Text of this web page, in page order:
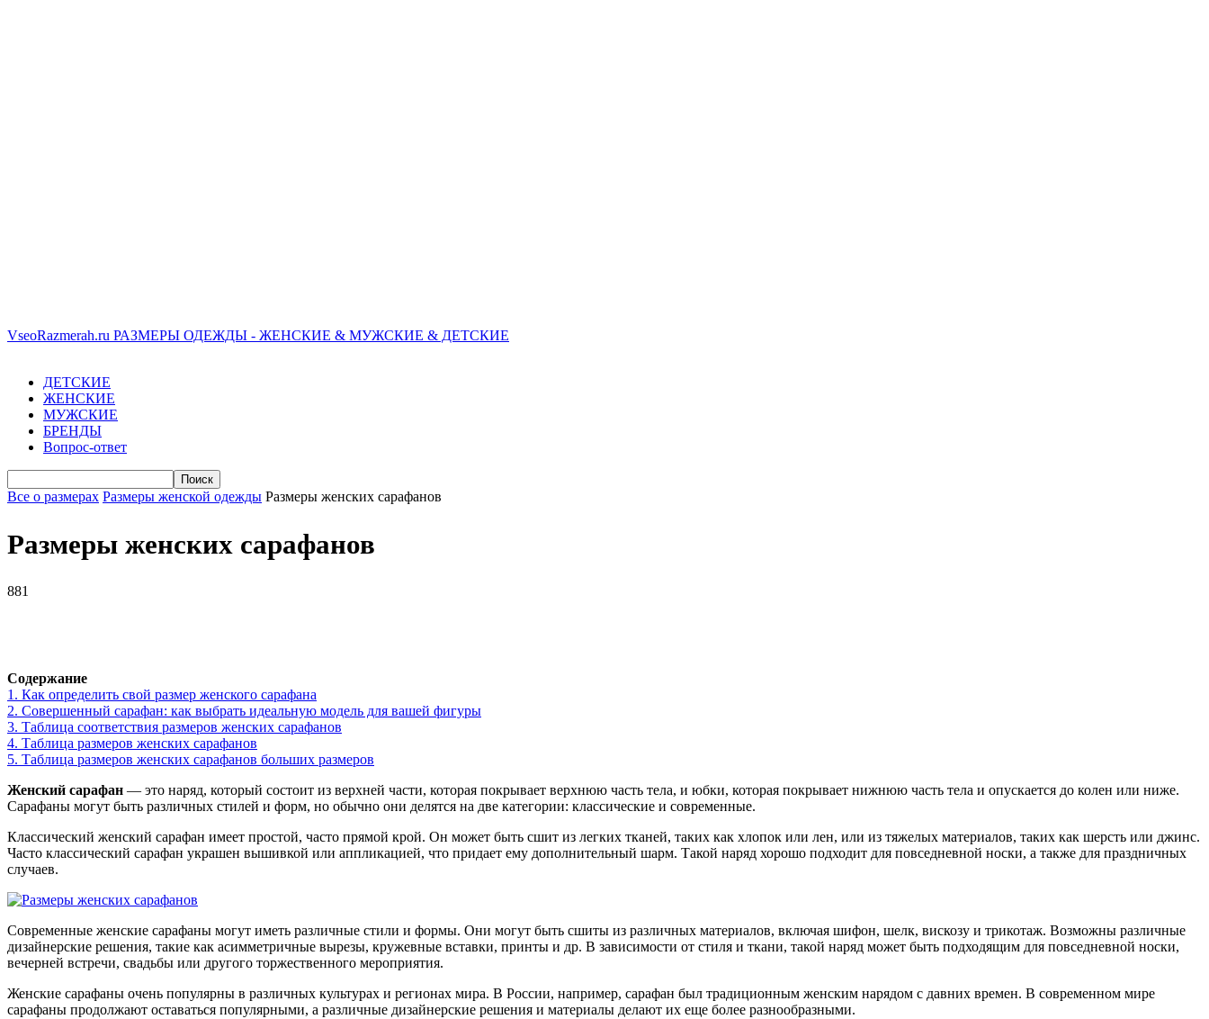
VseoRazmerah.ru РАЗМЕРЫ ОДЕЖДЫ - ЖЕНСКИЕ & МУЖСКИЕ & ДЕТСКИЕ
ДЕТСКИЕ
ЖЕНСКИЕ
МУЖСКИЕ
БРЕНДЫ
Вопрос-ответ
Все о размерах Размеры женской одежды Размеры женских сарафанов
Размеры женских сарафанов
881
Содержание
1. Как определить свой размер женского сарафана
2. Совершенный сарафан: как выбрать идеальную модель для вашей фигуры
3. Таблица соответствия размеров женских сарафанов
4. Таблица размеров женских сарафанов
5. Таблица размеров женских сарафанов больших размеров
Женский сарафан — это наряд, который состоит из верхней части, которая покрывает верхнюю часть тела, и юбки, которая покрывает нижнюю часть тела и опускается до колен или ниже.
Сарафаны могут быть различных стилей и форм, но обычно они делятся на две категории: классические и современные.
Классический женский сарафан имеет простой, часто прямой крой. Он может быть сшит из легких тканей, таких как хлопок или лен, или из тяжелых материалов, таких как шерсть или джинс.
Часто классический сарафан украшен вышивкой или аппликацией, что придает ему дополнительный шарм. Такой наряд хорошо подходит для повседневной носки, а также для праздничных
случаев.
Современные женские сарафаны могут иметь различные стили и формы. Они могут быть сшиты из различных материалов, включая шифон, шелк, вискозу и трикотаж. Возможны различные
дизайнерские решения, такие как асимметричные вырезы, кружевные вставки, принты и др. В зависимости от стиля и ткани, такой наряд может быть подходящим для повседневной носки,
вечерней встречи, свадьбы или другого торжественного мероприятия.
Женские сарафаны очень популярны в различных культурах и регионах мира. В России, например, сарафан был традиционным женским нарядом с давних времен. В современном мире
сарафаны продолжают оставаться популярными, а различные дизайнерские решения и материалы делают их еще более разнообразными.